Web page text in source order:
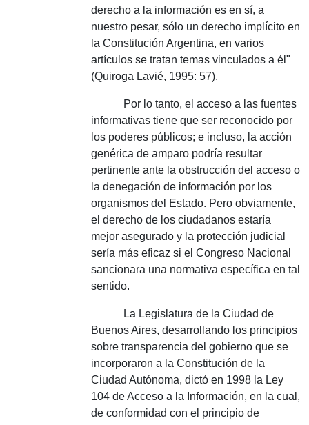
derecho a la información es en sí, a
nuestro pesar, sólo un derecho implícito en
la Constitución Argentina, en varios
artículos se tratan temas vinculados a él"
(Quiroga Lavié, 1995: 57).
Por lo tanto, el acceso a las fuentes
informativas tiene que ser reconocido por
los poderes públicos; e incluso, la acción
genérica de amparo podría resultar
pertinente ante la obstrucción del acceso o
la denegación de información por los
organismos del Estado. Pero obviamente,
el derecho de los ciudadanos estaría
mejor asegurado y la protección judicial
sería más eficaz si el Congreso Nacional
sancionara una normativa específica en tal
sentido.
La Legislatura de la Ciudad de
Buenos Aires, desarrollando los principios
sobre transparencia del gobierno que se
incorporaron a la Constitución de la
Ciudad Autónoma, dictó en 1998 la Ley
104 de Acceso a la Información, en la cual,
de conformidad con el principio de